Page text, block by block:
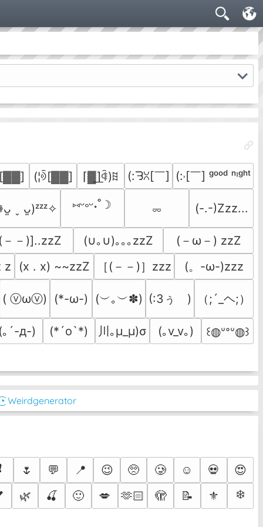
(¦ꎌ[▓▓] ⌈▓͟⌉ꆟ)ꍞ (:ᘌꇤ[￣] (:˒[￣] ᵍᵒᵒᵈ ⁿᶦᵍʰᵗ
ˬ ᴗ͈)ᶻᶻᶻ✧ ⑅ᵕ༚ᵕ˖˚☽ ⏔ (-.-)Zzz...
－－)]..zzZ (∪｡∪)｡｡｡zzZ
(－ω－) zzZ
z (x . x) ~~zzZ ［(－－)］zzz (。-ω-)zzz
( ⓥωⓥ) (*-ω-) (︶｡︶✽) (:3ぅ　) （;´_ヘ;）
(｡´-д-) (*´ο`*) 川｡μ_μ)σ (｡v_v｡) ꒰◍ᐡᐤᐡ◍꒱
Weirdgenerator
🌷 💬 📍 😉 🥺 🥲 ☺️ 💀
😍
🌿 🍒 🙂 💋 🫶🏻 🫣 📝 ⚜️ ❄️